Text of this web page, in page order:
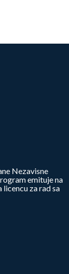
Nezavisne
emituje na
za rad sa